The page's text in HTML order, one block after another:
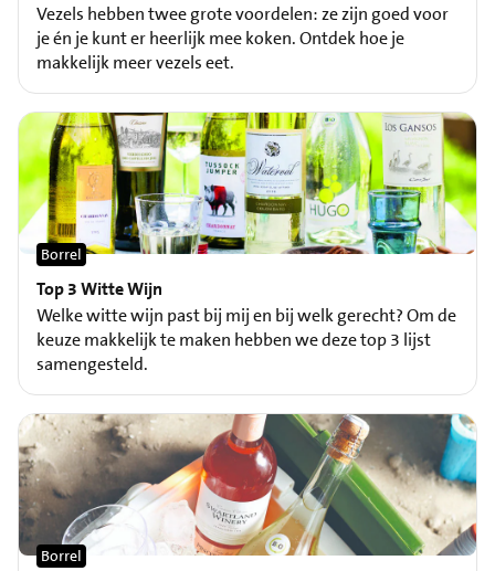
Vezels hebben twee grote voordelen: ze zijn goed voor
je én je kunt er heerlijk mee koken. Ontdek hoe je
makkelijk meer vezels eet.
Top 3 Witte Wijn
Borrel
Welke witte wijn past bij mij en bij welk gerecht? Om de
keuze makkelijk te maken hebben we deze top 3 lijst
samengesteld.
Borrel